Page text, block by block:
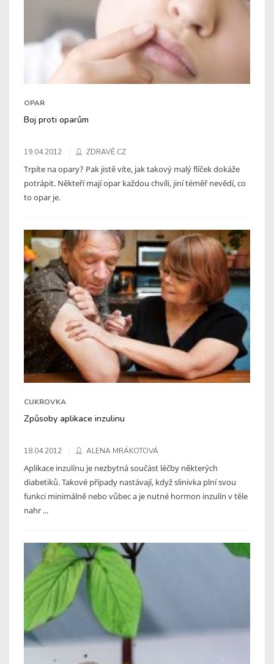
OPAR
Boj proti oparům
19.04.2012 ZDRAVĚ.CZ
Trpíte na opary? Pak jistě víte, jak takový malý flíček dokáže
potrápit. Někteří mají opar každou chvíli, jiní téměř nevědí, co
to opar je.
CUKROVKA
Způsoby aplikace inzulinu
18.04.2012 ALENA MRÁKOTOVÁ
Aplikace inzulínu je nezbytná součást léčby některých
diabetiků. Takové případy nastávají, když slinivka plní svou
funkci minimálně nebo vůbec a je nutné hormon inzulín v těle
nahr ...